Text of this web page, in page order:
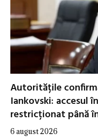
Autoritățile
Iankovski: accesul
restricționat până
6 august 2026